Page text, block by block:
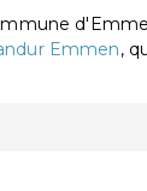
Emmen,